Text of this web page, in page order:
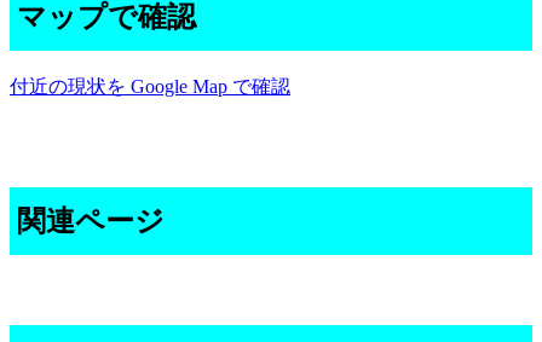
マップで確認
付近の現状を Google Map で確認
関連ページ